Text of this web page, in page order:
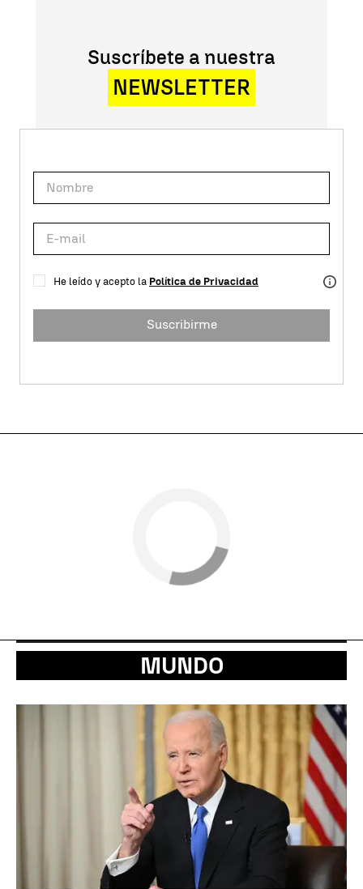
Suscríbete a nuestra
NEWSLETTER
He leído y acepto la Política de Privacidad
Suscribirme
MUNDO